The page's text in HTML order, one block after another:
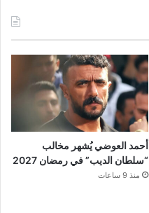
أحمد العوضي يُشهر مخالب
“سلطان الديب” في رمضان 2027
منذ 9 ساعات